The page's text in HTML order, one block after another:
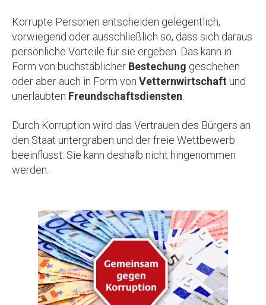
Korrupte Personen entscheiden gelegentlich,
vorwiegend oder ausschließlich so, dass sich daraus
persönliche Vorteile für sie ergeben. Das kann in
Form von buchstäblicher Bestechung geschehen
oder aber auch in Form von Vetternwirtschaft und
unerlaubten Freundschaftsdiensten
Durch Korruption wird das Vertrauen des Bürgers an
den Staat untergraben und der freie Wettbewerb
beeinflusst. Sie kann deshalb nicht hingenommen
werden.